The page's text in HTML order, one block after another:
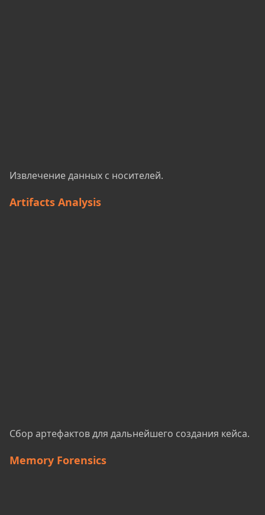
Извлечение данных с носителей.
Artifacts Analysis
Сбор артефактов для дальнейшего создания кейса.
Memory Forensics